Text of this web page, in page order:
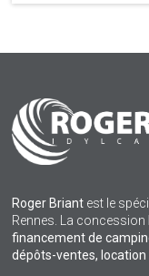
Roger Briant est le
Rennes. La concession
financement de
dépôts-ventes, location